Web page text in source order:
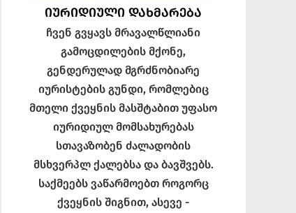
ᲘᲣᲠᲘᲓᲘᲣᲚᲘ ᲓᲐᲮᲛᲐᲠᲔᲑᲐ
ჩვენ გვყავს მრავალწლიანი
გამოცდილების მქონე,
გენდერულად მგრძნობიარე
იურისტების გუნდი, რომლებიც
მთელი ქვეყნის მასშტაბით უფასო
იურიდიულ მომსახურებას
სთავაზობენ ძალადობის
მსხვერპლ ქალებსა და ბავშვებს.
საქმეებს ვაწარმოებთ როგორც
ქვეყნის შიგნით, ასევე -